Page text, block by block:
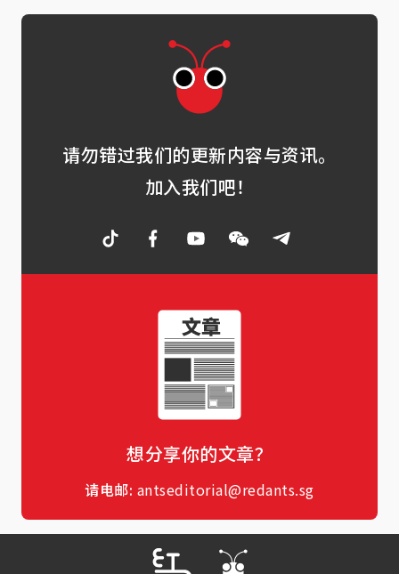
请勿错过我们的更新内容与资讯。
加入我们吧！
想分享你的文章？
请电邮: antseditorial@redants.sg